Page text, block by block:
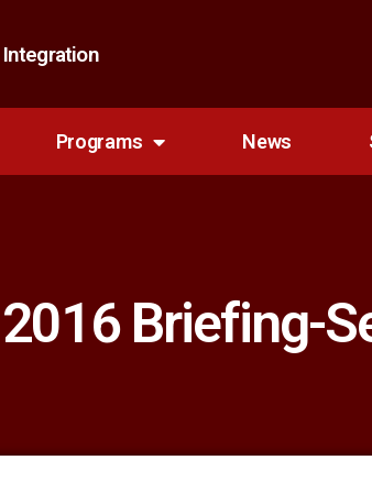
Programs News
2016 Briefing-